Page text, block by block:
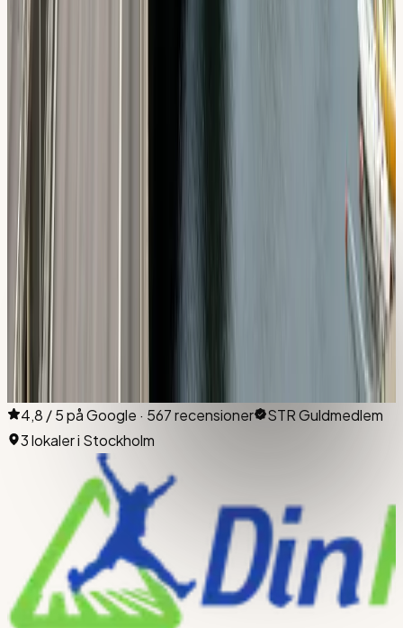
Frågor om körkort i
Hur tar jag mig till körskolan från Huddinge?
Vilka trafikmiljöer övar vi i Huddinge?
Vilka delar av Huddinge kör vi i?
Hur lång tid tar det att ta körkort i Huddinge?
Varför är just Huddingevägen så central i utbildningen?
Kan vi öva motorväg utan lång transportsträcka från
Huddinge?
Har du fler frågor?
Ring oss på
rådgivning.
Boka testlektion
4,8 / 5 på Google · 567 recensioner
STR Guldmedlem
3 lokaler i Stockholm